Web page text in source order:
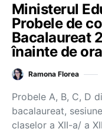
Ministerul
Probele de
Bacalaureat
înainte de
Ramona Florea
Probele A, B, C, D
bacalaureat,
claselor a XII-a/ a